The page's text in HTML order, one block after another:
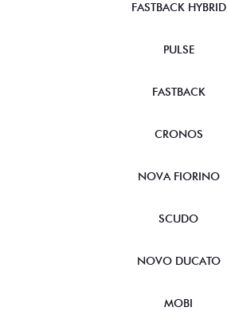
FASTBACK HYBRID
PULSE
FASTBACK
CRONOS
NOVA FIORINO
SCUDO
NOVO DUCATO
MOBI